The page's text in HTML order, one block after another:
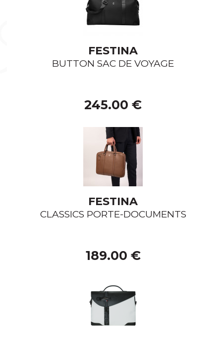
FESTINA
BUTTON SAC DE VOYAGE
245.00 €
FESTINA
CLASSICS PORTE-DOCUMENTS
189.00 €